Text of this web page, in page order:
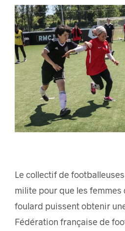
Le collectif de
milite pour que les femmes
foulard puissent obtenir
Fédération française de